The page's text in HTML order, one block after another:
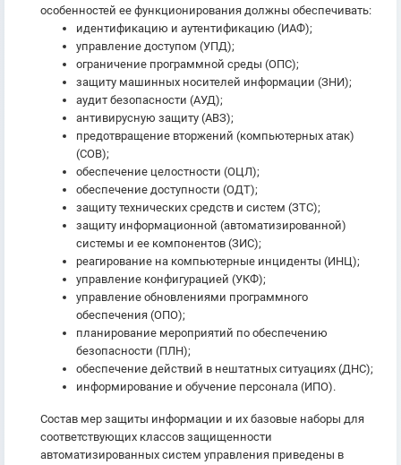
особенностей ее функционирования должны обеспечивать:
идентификацию и аутентификацию (ИАФ);
управление доступом (УПД);
ограничение программной среды (ОПС);
защиту машинных носителей информации (ЗНИ);
аудит безопасности (АУД);
антивирусную защиту (АВЗ);
предотвращение вторжений (компьютерных атак)
(СОВ);
обеспечение целостности (ОЦЛ);
обеспечение доступности (ОДТ);
защиту технических средств и систем (ЗТС);
защиту информационной (автоматизированной)
системы и ее компонентов (ЗИС);
реагирование на компьютерные инциденты (ИНЦ);
управление конфигурацией (УКФ);
управление обновлениями программного
обеспечения (ОПО);
планирование мероприятий по обеспечению
безопасности (ПЛН);
обеспечение действий в нештатных ситуациях (ДНС);
информирование и обучение персонала (ИПО).
Состав мер защиты информации и их базовые наборы для
соответствующих классов защищенности
автоматизированных систем управления приведены в